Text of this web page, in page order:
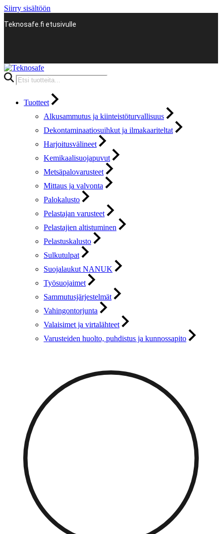
Siirry sisältöön
Teknosafe.fi etusivulle
Products
search
Tuotteet
Alkusammutus ja kiinteistöturvallisuus
Dekontaminaatiosuihkut ja ilmakaariteltat
Harjoitusvälineet
Kemikaalisuojapuvut
Metsäpalovarusteet
Mittaus ja valvonta
Palokalusto
Pelastajan varusteet
Pelastajien altistuminen
Pelastuskalusto
Sulkutulpat
Suojalaukut NANUK
Työsuojaimet
Sammutusjärjestelmät
Vahingontorjunta
Valaisimet ja virtalähteet
Varusteiden huolto, puhdistus ja kunnossapito